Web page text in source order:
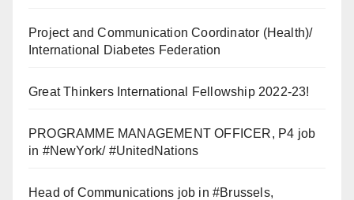
Project and Communication Coordinator (Health)/
International Diabetes Federation
Great Thinkers International Fellowship 2022-23!
PROGRAMME MANAGEMENT OFFICER, P4 job
in #NewYork/ #UnitedNations
Head of Communications job in #Brussels,